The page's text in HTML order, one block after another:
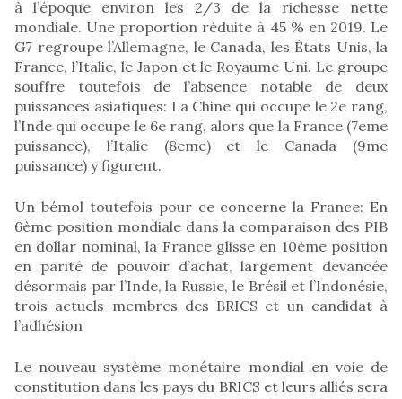
à l’époque environ les 2/3 de la richesse nette
mondiale. Une proportion réduite à 45 % en 2019. Le
G7 regroupe l’Allemagne, le Canada, les États Unis, la
France, l’Italie, le Japon et le Royaume Uni. Le groupe
souffre toutefois de l’absence notable de deux
puissances asiatiques: La Chine qui occupe le 2e rang,
l’Inde qui occupe le 6e rang, alors que la France (7eme
puissance), l’Italie (8eme) et le Canada (9me
puissance) y figurent.
Un bémol toutefois pour ce concerne la France: En
6ème position mondiale dans la comparaison des PIB
en dollar nominal, la France glisse en 10ème position
en parité de pouvoir d’achat, largement devancée
désormais par l’Inde, la Russie, le Brésil et l’Indonésie,
trois actuels membres des BRICS et un candidat à
l’adhésion
Le nouveau système monétaire mondial en voie de
constitution dans les pays du BRICS et leurs alliés sera